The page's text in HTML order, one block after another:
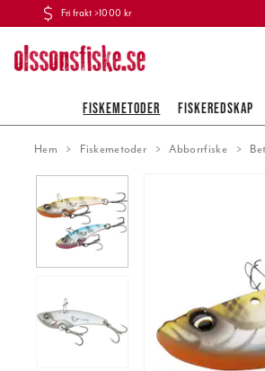
Fri frakt >1000 kr
FISKEMETODER FISKEREDSKAP
Hem Fiskemetoder Abborrfiske